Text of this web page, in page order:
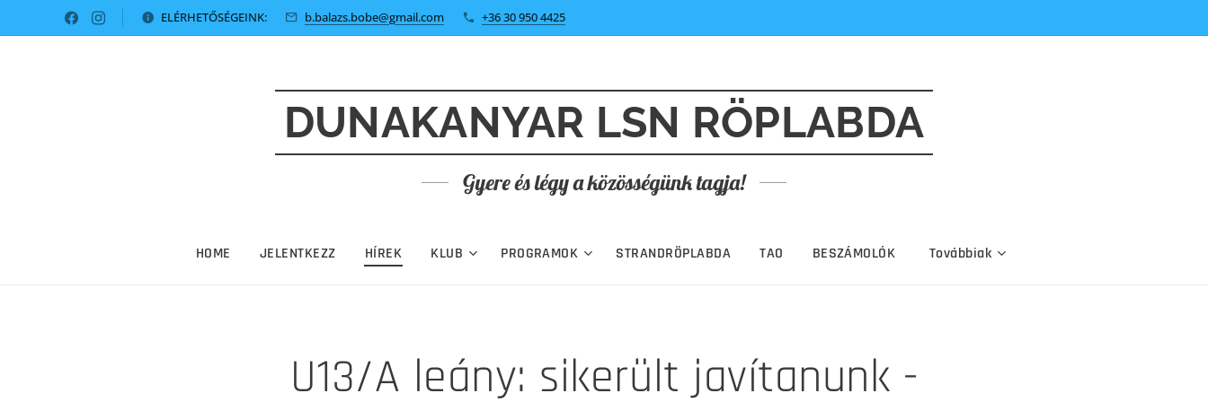
ELÉRHETŐSÉGEINK: b.balazs.bobe@gmail.com +36 30 950 4425
DUNAKANYAR LSN RÖPLABDA
Gyere és légy a közösségünk tagja!
HOME JELENTKEZZ HÍREK KLUB PROGRAMOK STRANDRÖPLABDA TAO BESZÁMOLÓK Továbbiak
U13/A leány: sikerült javítanunk -